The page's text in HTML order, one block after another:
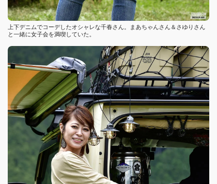
上下デニムでコーデしたオシャレな千春さん。まあちゃんさん＆さゆりさん
と一緒に女子会を満喫していた。